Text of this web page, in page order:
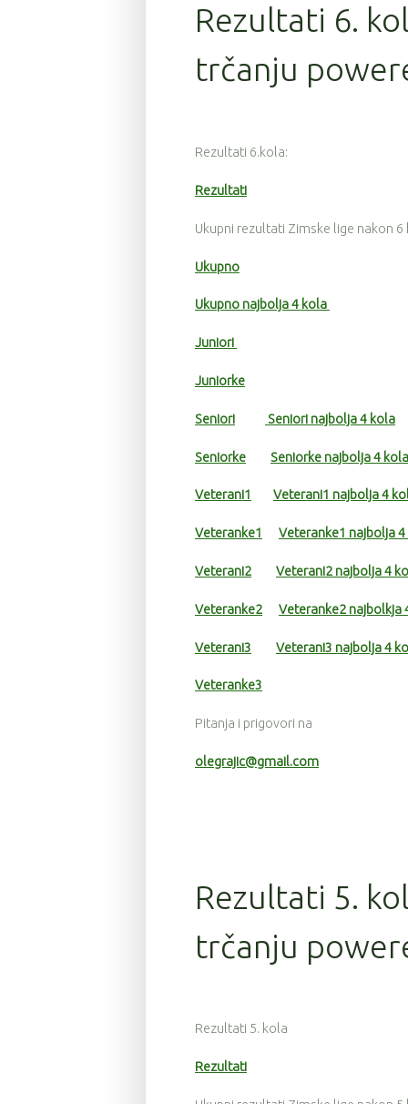
Rezultati 6.
trčanju
Rezultati 6.kola:
Rezultati
Ukupni rezultati Zimske lige nakon 6
Ukupno
Ukupno najbolja 4 kola
Juniori
Juniorke
Seniori Seniori najbolja 4 kola
Seniorke Seniorke najbolja 4 kola
Veterani1 Veterani1 najbolja 4
Veteranke1 Veteranke1 najbolja
Veterani2 Veterani2 najbolja 4
Veteranke2 Veteranke2 najbolkja
Veterani3 Veterani3 najbolja 4
Veteranke3
Pitanja i prigovori na
olegrajic@gmail.com
Rezultati 5.
trčanju
Rezultati 5. kola
Rezultati